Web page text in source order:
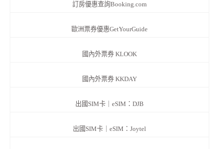
訂房優惠查詢Booking.com
歐洲票券優惠GetYourGuide
國內外票券 KLOOK
國內外票券 KKDAY
出國SIM卡｜eSIM：DJB
出國SIM卡｜eSIM：Joytel